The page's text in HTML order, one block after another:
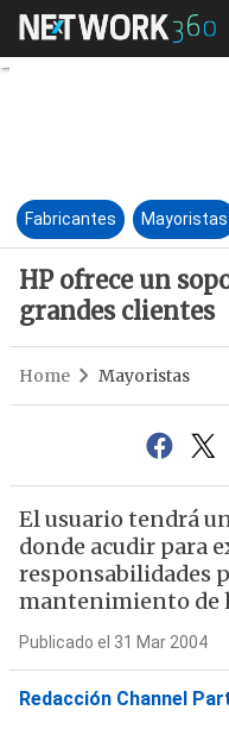
Fabricantes Mayoristas
HP ofrece un
grandes clientes
Home Mayoristas
El usuario tendrá
donde acudir para
responsabilidades
mantenimiento de
Publicado el 31 Mar 2004
Redacción Channel